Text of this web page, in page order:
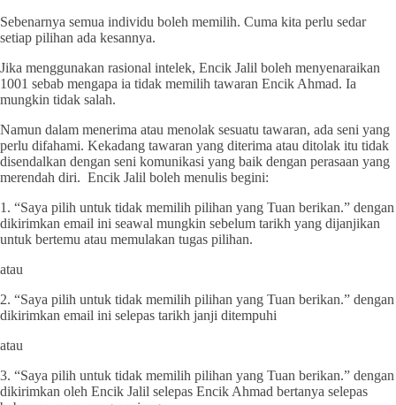
Sebenarnya semua individu boleh memilih. Cuma kita perlu sedar
setiap pilihan ada kesannya.
Jika menggunakan rasional intelek, Encik Jalil boleh menyenaraikan
1001 sebab mengapa ia tidak memilih tawaran Encik Ahmad. Ia
mungkin tidak salah.
Namun dalam menerima atau menolak sesuatu tawaran, ada seni yang
perlu difahami. Kekadang tawaran yang diterima atau ditolak itu tidak
disendalkan dengan seni komunikasi yang baik dengan perasaan yang
merendah diri. Encik Jalil boleh menulis begini:
1. “Saya pilih untuk tidak memilih pilihan yang Tuan berikan.” dengan
dikirimkan email ini seawal mungkin sebelum tarikh yang dijanjikan
untuk bertemu atau memulakan tugas pilihan.
atau
2. “Saya pilih untuk tidak memilih pilihan yang Tuan berikan.” dengan
dikirimkan email ini selepas tarikh janji ditempuhi
atau
3. “Saya pilih untuk tidak memilih pilihan yang Tuan berikan.” dengan
dikirimkan oleh Encik Jalil selepas Encik Ahmad bertanya selepas